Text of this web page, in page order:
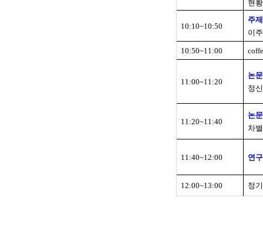
현
10:10~10:50
주
이
10:50~11:00
11:00~11:20
논
정
11:20~11:40
논
차
11:40~12:00 연
12:00~13:00 정